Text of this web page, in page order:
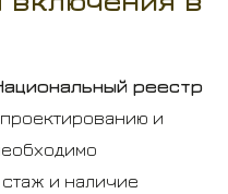
реестр
и
и наличие